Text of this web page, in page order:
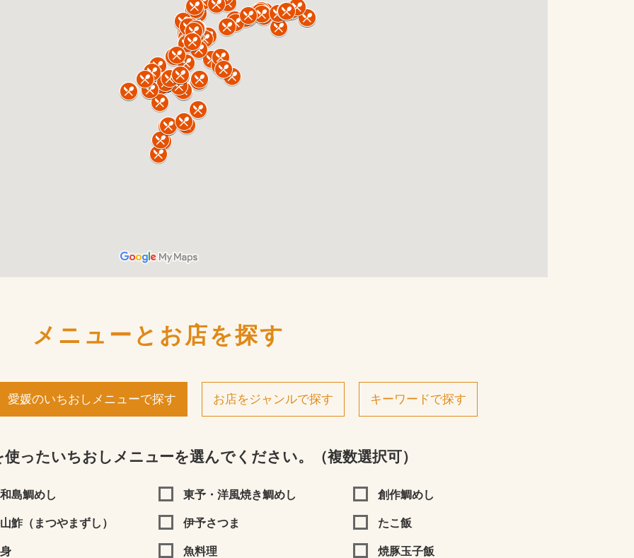
メニューとお店を探す
愛媛のいちおしメニューで探す お店をジャンルで探す キーワードで探す
ったいちおしメニューを選んでください。（複数選択可）
島鯛めし 東予・洋風焼き鯛めし 創作鯛めし
鮓（まつやまずし） 伊予さつま たこ飯
魚料理 焼豚玉子飯